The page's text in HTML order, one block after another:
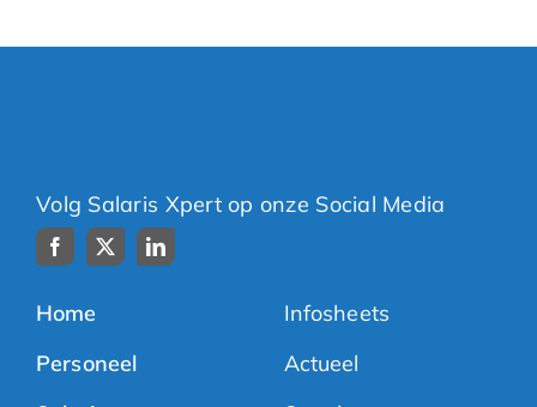
Volg Salaris Xpert op onze Social Media
Home
Personeel
Infosheets
Actueel